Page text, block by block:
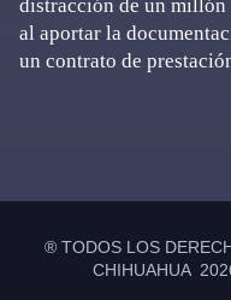
distracción de un
al aportar la
un contrato de
® TODOS LOS
CHIHUAHUA